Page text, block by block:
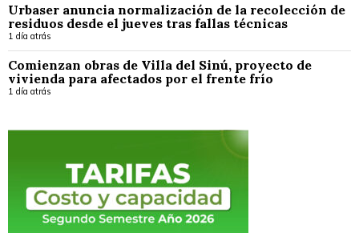
Urbaser anuncia normalización de la recolección de
residuos desde el jueves tras fallas técnicas
1 día atrás
Comienzan obras de Villa del Sinú, proyecto de
vivienda para afectados por el frente frío
1 día atrás